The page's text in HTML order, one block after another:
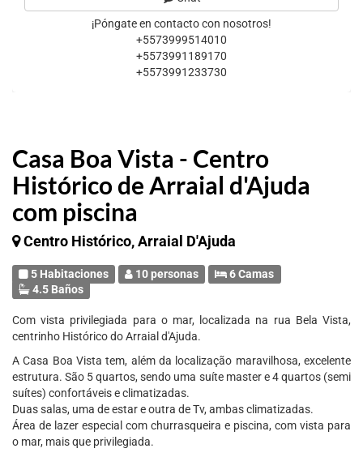
Casa Boa Vista - Centro
Histórico de Arraial d'Ajuda
com piscina
Centro Histórico, Arraial D'Ajuda
5 Habitaciones 10 personas
6 Camas
4.5 Baños
Com vista privilegiada para o mar, localizada na rua Bela Vista,
centrinho Histórico do Arraial d'Ajuda.
A Casa Boa Vista tem, além da localização maravilhosa, excelente
estrutura. São 5 quartos, sendo uma suíte master e 4 quartos (semi
suítes) confortáveis e climatizadas.
Duas salas, uma de estar e outra de Tv, ambas climatizadas.
Área de lazer especial com churrasqueira e piscina, com vista para
o mar, mais que privilegiada.
¡Póngate en contacto con nosotros!
+5573999514010
+5573991189170
+5573991233730